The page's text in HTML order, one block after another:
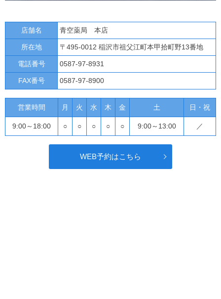
店舗名 青空薬局 本店
所在地 〒495-0012 稲沢市祖父江町本甲拾町野13番地
電話番号 0587-97-8931
FAX番号 0587-97-8900
営業時間 月 火 水 木 金 土 日・祝
9:00～18:00 ○ ○ ○ ○ ○ 9:00～13:00 ／
WEB予約はこちら